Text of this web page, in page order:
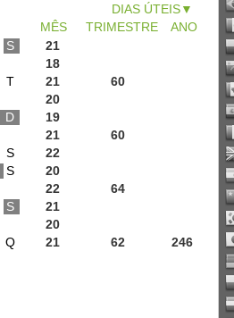
▼
MÊS
TRIMESTRE ANO
S
21
18
T 21
60
20
D
19
21
60
S
22
S
20
22
64
S
21
20
Q 21 62 246